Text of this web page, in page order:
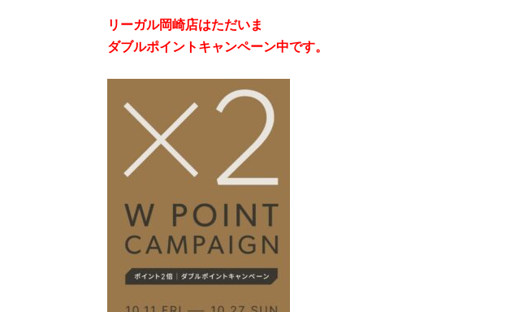
リーガル岡崎店はただいま
ダブルポイントキャンペーン中です。